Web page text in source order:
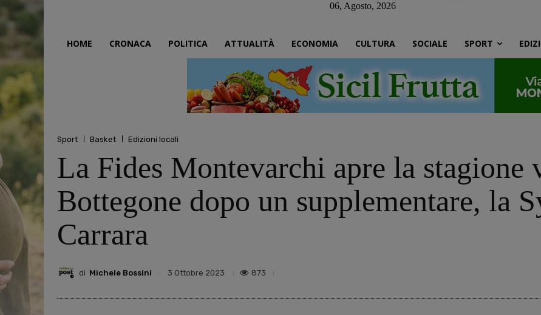
06, Agosto, 2026
HOME CRONACA POLITICA ATTUALITÀ ECONOMIA CULTURA SOCIALE SPORT
Sport Basket Edizioni locali
La Fides Montevarchi apre la stagione
Bottegone dopo un supplementare, la
Carrara
di Michele Bossini 3 Ottobre 2023 873